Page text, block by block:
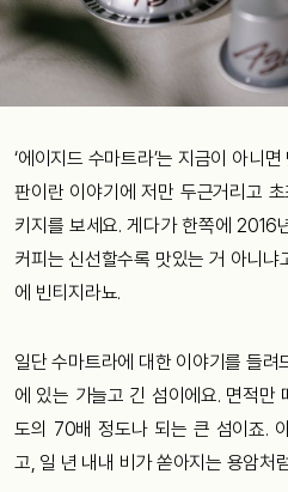
‘에이지드 수마트라’는 지금이 아니
판이란 이야기에 저만 두근거리고
키지를 보세요. 게다가 한쪽에 2016
커피는 신선할수록 맛있는 거 아니
에 빈티지라뇨.
일단 수마트라에 대한 이야기를 들
에 있는 가늘고 긴 섬이에요. 면적만
도의 70배 정도나 되는 큰 섬이죠.
고, 일 년 내내 비가 쏟아지는 용암처